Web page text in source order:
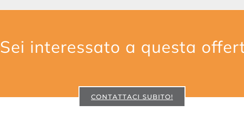
Sei interessato a questa
CONTATTACI SUBITO!